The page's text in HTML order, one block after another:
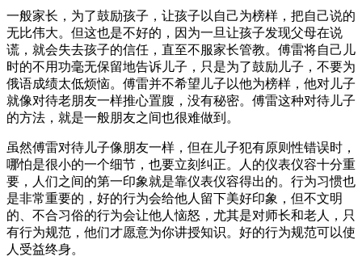
一般家长，为了鼓励孩子，让孩子以自己为榜样，把自己说的
无比伟大。但这也是不好的，因为一旦让孩子发现父母在说
谎，就会失去孩子的信任，直至不服家长管教。傅雷将自己儿
时的不用功毫无保留地告诉儿子，只是为了鼓励儿子，不要为
俄语成绩太低烦恼。傅雷并不希望儿子以他为榜样，他对儿子
就像对待老朋友一样推心置腹，没有秘密。傅雷这种对待儿子
的方法，就是一般朋友之间也很难做到。
虽然傅雷对待儿子像朋友一样，但在儿子犯有原则性错误时，
哪怕是很小的一个细节，也要立刻纠正。人的仪表仪容十分重
要，人们之间的第一印象就是靠仪表仪容得出的。行为习惯也
是非常重要的，好的行为会给他人留下美好印象，但不文明
的、不合习俗的行为会让他人恼怒，尤其是对师长和老人，只
有行为规范，他们才愿意为你讲授知识。好的行为规范可以使
人受益终身。